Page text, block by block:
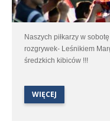
Naszych piłkarzy w
rozgrywek- Leśnikiem
średzkich kibiców !!!
WIĘCEJ